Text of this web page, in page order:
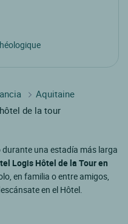
Aquitaine
de la tour
durante una estadía más larga
Logis Hôtel de la Tour en
en familia o entre amigos,
en el Hôtel.